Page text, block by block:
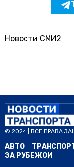
Новости СМИ2
© 2024 | ВСЕ ПРАВА
АВТО
ЗА РУБЕЖОМ